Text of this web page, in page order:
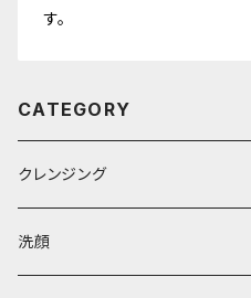
す。
CATEGORY
クレンジング
洗顔